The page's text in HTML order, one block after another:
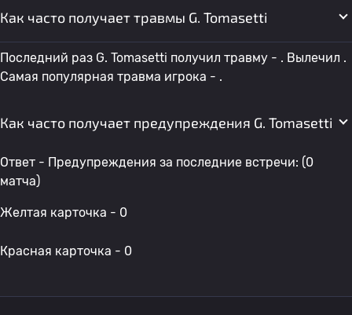
Как часто получает травмы G. Tomasetti
Последний раз G. Tomasetti получил травму - . Вылечил .
Самая популярная травма игрока - .
Как часто получает предупреждения G. Tomasetti
Ответ - Предупреждения за последние встречи: (0
матча)
Желтая карточка - 0
Красная карточка - 0